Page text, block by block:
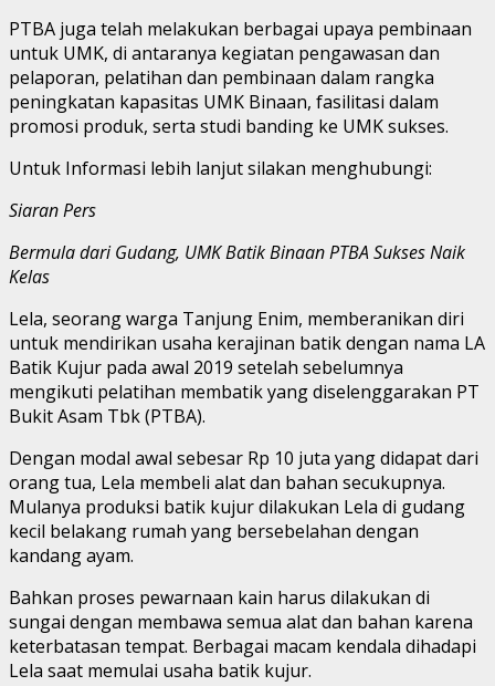
PTBA juga telah melakukan berbagai upaya pembinaan
untuk UMK, di antaranya kegiatan pengawasan dan
pelaporan, pelatihan dan pembinaan dalam rangka
peningkatan kapasitas UMK Binaan, fasilitasi dalam
promosi produk, serta studi banding ke UMK sukses.
Untuk Informasi lebih lanjut silakan menghubungi:
Siaran Pers
Bermula dari Gudang, UMK Batik Binaan PTBA Sukses Naik
Kelas
Lela, seorang warga Tanjung Enim, memberanikan diri
untuk mendirikan usaha kerajinan batik dengan nama LA
Batik Kujur pada awal 2019 setelah sebelumnya
mengikuti pelatihan membatik yang diselenggarakan PT
Bukit Asam Tbk (PTBA).
Dengan modal awal sebesar Rp 10 juta yang didapat dari
orang tua, Lela membeli alat dan bahan secukupnya.
Mulanya produksi batik kujur dilakukan Lela di gudang
kecil belakang rumah yang bersebelahan dengan
kandang ayam.
Bahkan proses pewarnaan kain harus dilakukan di
sungai dengan membawa semua alat dan bahan karena
keterbatasan tempat. Berbagai macam kendala dihadapi
Lela saat memulai usaha batik kujur.